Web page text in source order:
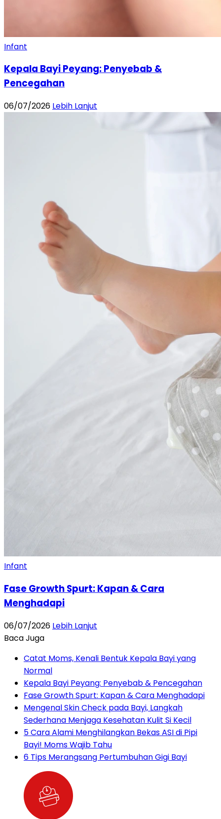
Infant
Kepala Bayi Peyang: Penyebab &
Pencegahan
06/07/2026 Lebih Lanjut
Infant
Fase Growth Spurt: Kapan & Cara
Menghadapi
06/07/2026 Lebih Lanjut
Baca Juga
Catat Moms, Kenali Bentuk Kepala Bayi yang
Normal
Kepala Bayi Peyang: Penyebab & Pencegahan
Fase Growth Spurt: Kapan & Cara Menghadapi
Mengenal Skin Check pada Bayi, Langkah
Sederhana Menjaga Kesehatan Kulit Si Kecil
5 Cara Alami Menghilangkan Bekas ASI di Pipi
Bayi! Moms Wajib Tahu
6 Tips Merangsang Pertumbuhan Gigi Bayi